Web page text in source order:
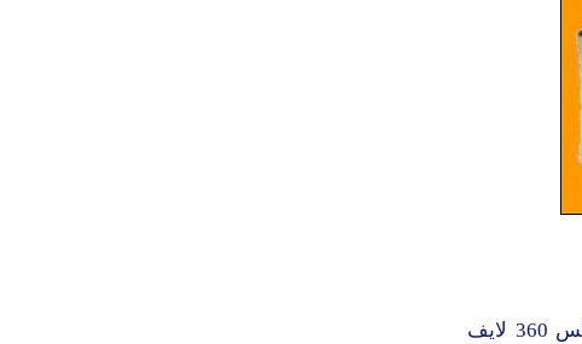
عرض موقع أمازون خصمًا قدره 20 دولارًا على اشتراك إكس بوكس 360 لايف